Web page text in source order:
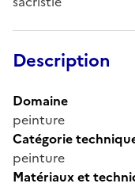
Description
Domaine
peinture
Catégorie
peinture
Matériaux et